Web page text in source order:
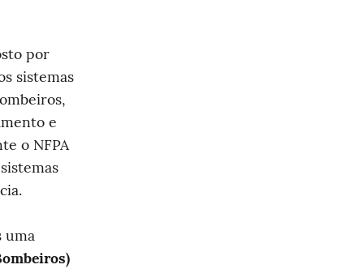
por
sistemas
e
o NFPA
uma